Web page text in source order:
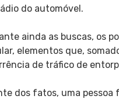
do automóvel.
ainda as buscas, os
elementos que,
de tráfico de
dos fatos, uma